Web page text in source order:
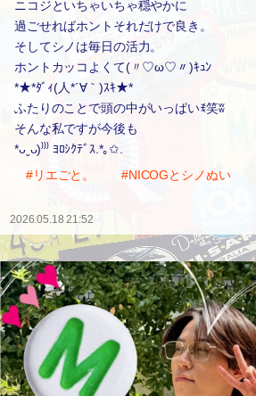
ニコジといちゃいちゃ穏やかに
過ごせればホントそれだけで良き。
そしてシノは毎日の活力。
ホントカッコよくて(〃♡ω♡〃)ｷｭﾝ
*★*ﾀﾞｨ(人*´∀｀)ｽｷ★*
ふたりのことで頭の中がいっぱいꉂ笑ʬ
そんな私ですが今後も
*ᴗˬᴗ)⁾⁾⁾ ﾖﾛｼｸﾃﾞｽ.*｡✩.
#リエごと。
#NICOGとシノぬい
2026.05.18 21:52